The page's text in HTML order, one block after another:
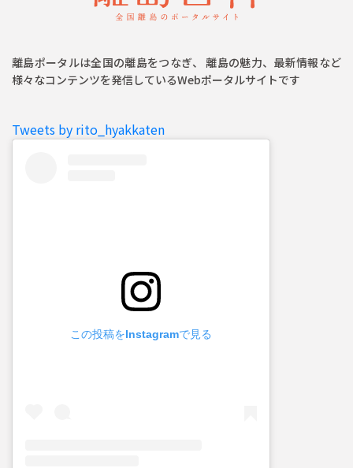
離島ポータルは全国の離島をつなぎ、 離島の魅力、最新情報など
様々なコンテンツを発信しているWebポータルサイトです
Tweets by rito_hyakkaten
この投稿をInstagramで見る